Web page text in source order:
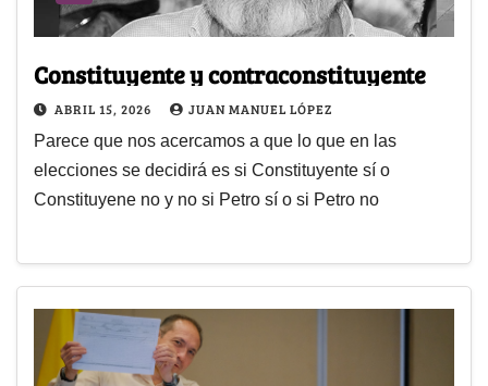
Constituyente y contraconstituyente
ABRIL 15, 2026 JUAN MANUEL LÓPEZ
Parece que nos acercamos a que lo que en las
elecciones se decidirá es si Constituyente sí o
Constituyene no y no si Petro sí o si Petro no